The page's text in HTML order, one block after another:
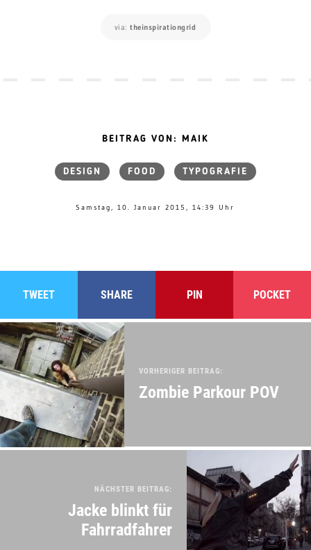
via: theinspirationgrid
BEITRAG VON: MAIK
DESIGN FOOD TYPOGRAFIE
Samstag, 10. Januar 2015, 14:39 Uhr
TWEET SHARE PIN POCKET
VORHERIGER BEITRAG:
Zombie Parkour POV
NÄCHSTER BEITRAG:
Jacke blinkt für
Fahrradfahrer